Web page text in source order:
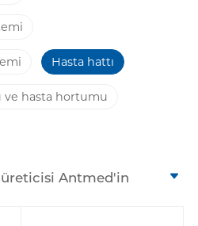
Hasta hattı
hasta hortumu
üreticisi Antmed'in